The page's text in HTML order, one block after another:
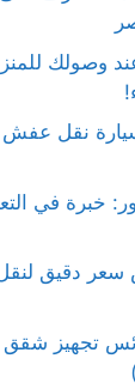
عند وصولك
نقل عفش
خبرة في
دقيق لنقل
تجهيز